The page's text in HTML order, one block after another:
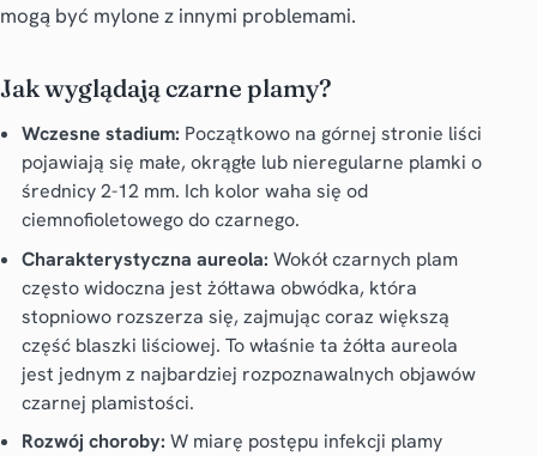
mogą być mylone z innymi problemami.
Jak wyglądają czarne plamy?
Wczesne stadium: Początkowo na górnej stronie liści
pojawiają się małe, okrągłe lub nieregularne plamki o
średnicy 2-12 mm. Ich kolor waha się od
ciemnofioletowego do czarnego.
Charakterystyczna aureola: Wokół czarnych plam
często widoczna jest żółtawa obwódka, która
stopniowo rozszerza się, zajmując coraz większą
część blaszki liściowej. To właśnie ta żółta aureola
jest jednym z najbardziej rozpoznawalnych objawów
czarnej plamistości.
Rozwój choroby: W miarę postępu infekcji plamy